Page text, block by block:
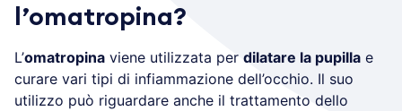
l’omatropina?
L’omatropina viene utilizzata per dilatare la pupilla e
curare vari tipi di infiammazione dell’occhio. Il suo
utilizzo può riguardare anche il trattamento dello